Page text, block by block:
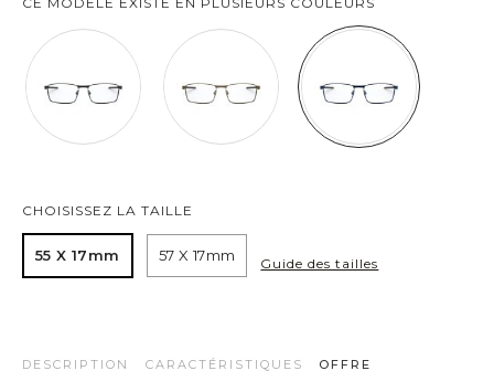
CHOISISSEZ LA TAILLE
55 X 17mm 57 X 17mm Guide des tailles
DESCRIPTION CARACTÉRISTIQUES OFFRE